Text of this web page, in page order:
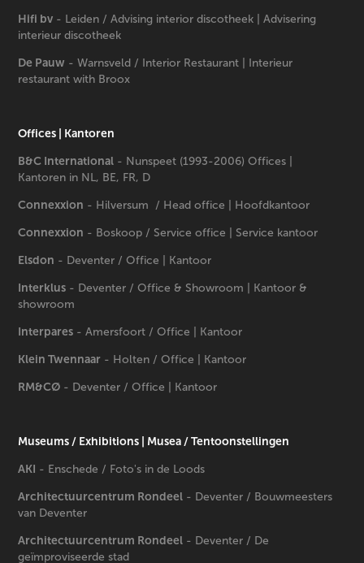
Hifi bv - Leiden / Advising interior discotheek | Advisering
interieur discotheek
De Pauw - Warnsveld / Interior Restaurant | Interieur
restaurant with Broox
Offices | Kantoren
B&C International - Nunspeet (1993-2006) Offices |
Kantoren in NL, BE, FR, D
Connexxion - Hilversum / Head office | Hoofdkantoor
Connexxion - Boskoop / Service office | Service kantoor
Elsdon - Deventer / Office | Kantoor
Interklus - Deventer / Office & Showroom | Kantoor &
showroom
Interpares - Amersfoort / Office | Kantoor
Klein Twennaar - Holten / Office | Kantoor
RM&CØ - Deventer / Office | Kantoor
Museums / Exhibitions | Musea / Tentoonstellingen​​​​​​​
AKI - Enschede / Foto's in de Loods
Architectuurcentrum Rondeel - Deventer / Bouwmeesters
van Deventer
Architectuurcentrum Rondeel - Deventer / De
geïmproviseerde stad